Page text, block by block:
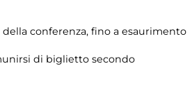
conferenza, fino a esaurimento
di biglietto secondo